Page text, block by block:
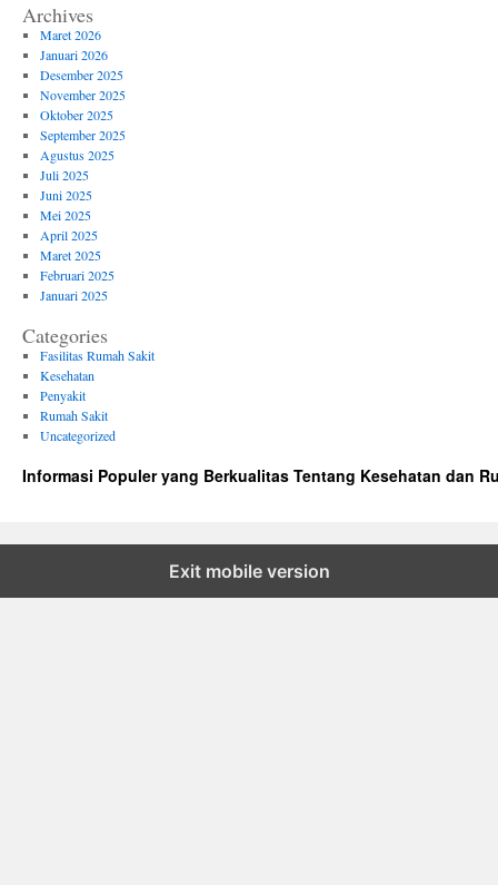
Archives
Maret 2026
Januari 2026
Desember 2025
November 2025
Oktober 2025
September 2025
Agustus 2025
Juli 2025
Juni 2025
Mei 2025
April 2025
Maret 2025
Februari 2025
Januari 2025
Categories
Fasilitas Rumah Sakit
Kesehatan
Penyakit
Rumah Sakit
Uncategorized
Informasi Populer yang Berkualitas Tentang Kesehatan dan
Exit mobile version